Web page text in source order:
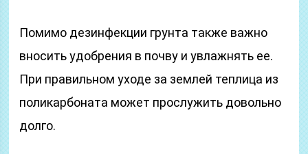
Помимо дезинфекции грунта также важно
вносить удобрения в почву и увлажнять ее.
При правильном уходе за землей теплица из
поликарбоната может прослужить довольно
долго.